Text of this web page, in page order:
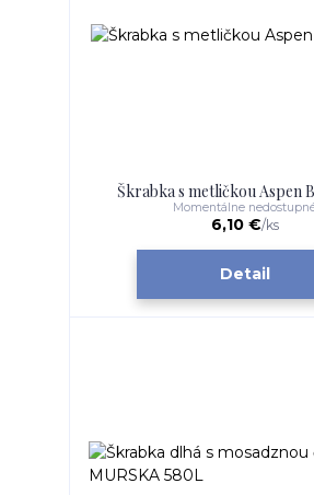
Škrabka s metličkou Aspen
6,10 €/ks
Momentálne
Detail